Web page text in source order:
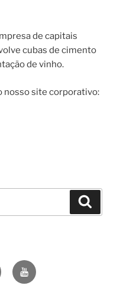
de capitais
cubas de cimento
de vinho.
nosso site corporativo:
WiseShape
no